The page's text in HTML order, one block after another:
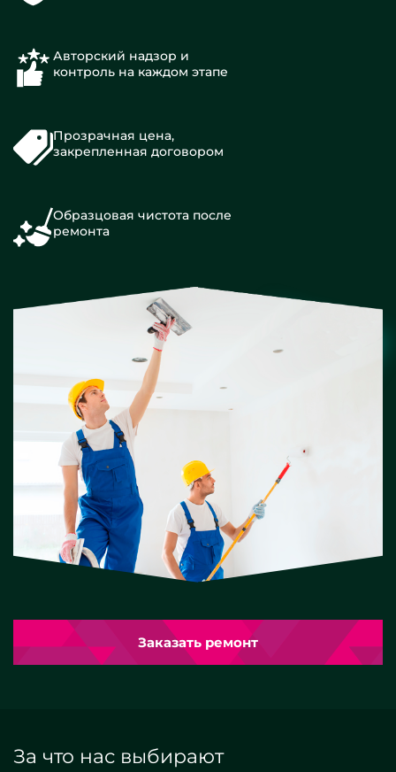
Авторский надзор и
контроль на каждом этапе
Прозрачная цена,
закрепленная договором
Образцовая чистота после
ремонта
Заказать ремонт
За что нас выбирают